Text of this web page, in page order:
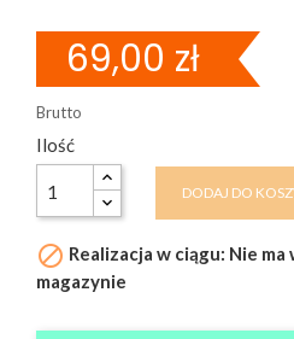
69,00 zł
Brutto
Ilość
DODAJ DO
 Realizacja w ciągu: Nie
magazynie